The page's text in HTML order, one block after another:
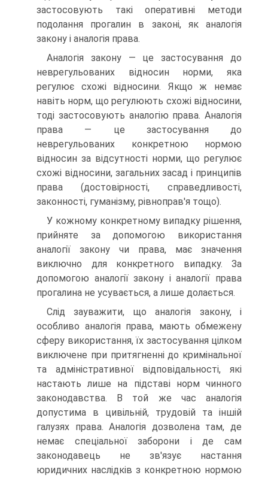
застосовують такі оперативні методи
подолання прогалин в законі, як аналогія
закону і аналогія права.
Аналогія закону — це застосування до
неврегульованих відносин норми, яка
регулює схожі відносини. Якщо ж немає
навіть норм, що регулюють схожі відносини,
тоді застосовують аналогію права. Аналогія
права — це застосування до
неврегульованих конкретною нормою
відносин за відсутності норми, що регулює
схожі відносини, загальних засад і принципів
права (достовірності, справедливості,
законності, гуманізму, рівноправ'я тощо).
У кожному конкретному випадку рішення,
прийняте за допомогою використання
аналогії закону чи права, має значення
виключно для конкретного випадку. За
допомогою аналогії закону і аналогії права
прогалина не усувається, а лише долається.
Слід зауважити, що аналогія закону, і
особливо аналогія права, мають обмежену
сферу використання, їх застосування цілком
виключене при притягненні до кримінальної
та адміністративної відповідальності, які
настають лише на підставі норм чинного
законодавства. В той же час аналогія
допустима в цивільній, трудовій та іншій
галузях права. Аналогія дозволена там, де
немає спеціальної заборони і де сам
законодавець не зв'язує настання
юридичних наслідків з конкретною нормою